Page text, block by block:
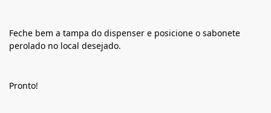
Feche bem a tampa do dispenser e posicione o sabonete
perolado no local desejado.
Pronto!